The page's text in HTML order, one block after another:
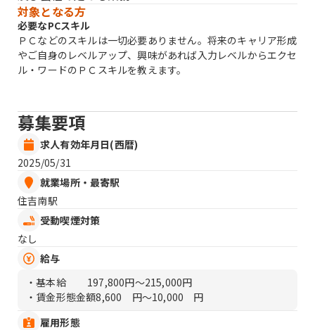
対象となる方
必要なPCスキル
ＰＣなどのスキルは一切必要ありません。将来のキャリア形成
やご自身のレベルアップ、興味があれば入力レベルからエクセ
ル・ワードのＰＣスキルを教えます。
募集要項
求人有効年月日(西暦)
2025/05/31
就業場所・最寄駅
住吉南駅
受動喫煙対策
なし
給与
・基本給
197,800円〜215,000円
・賃金形態金額8,600 円〜10,000 円
雇用形態